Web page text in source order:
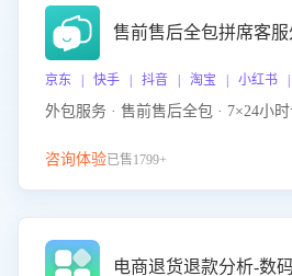
售前售后全包拼席客
京东 | 快手 | 抖音 | 淘宝 | 小红书 |
外包服务 · 售前售后全包 · 7×24小
咨询体验已售1799+
电商退货退款分析-数